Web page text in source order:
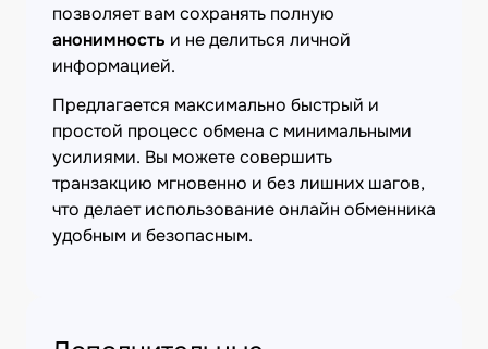
позволяет вам сохранять полную
анонимность и не делиться личной
информацией.
Предлагается максимально быстрый и
простой процесс обмена с минимальными
усилиями. Вы можете совершить
транзакцию мгновенно и без лишних шагов,
что делает использование онлайн обменника
удобным и безопасным.